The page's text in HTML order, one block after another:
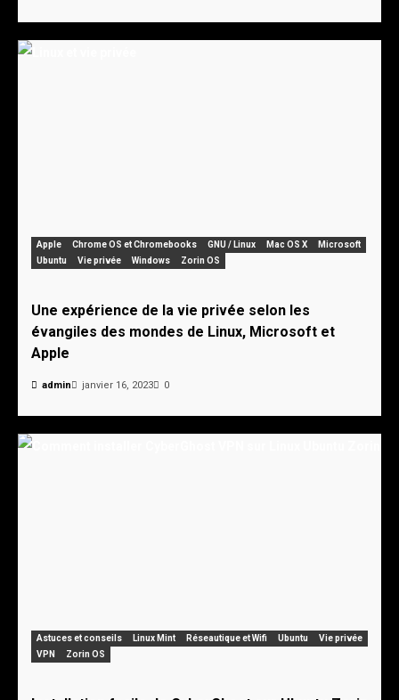
Apple Chrome OS et Chromebooks GNU / Linux Mac OS X
Microsoft
Ubuntu
Vie privée Windows Zorin OS
Une expérience de la vie privée selon les
évangiles des mondes de Linux, Microsoft et
Apple
admin janvier 16, 2023 0
Astuces et conseils Linux Mint Réseautique et Wifi Ubuntu
Vie privée
VPN
Zorin OS